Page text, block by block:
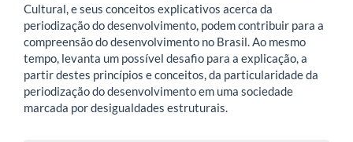
Cultural, e seus conceitos explicativos acerca da
periodização do desenvolvimento, podem contribuir para a
compreensão do desenvolvimento no Brasil. Ao mesmo
tempo, levanta um possível desafio para a explicação, a
partir destes princípios e conceitos, da particularidade da
periodização do desenvolvimento em uma sociedade
marcada por desigualdades estruturais.